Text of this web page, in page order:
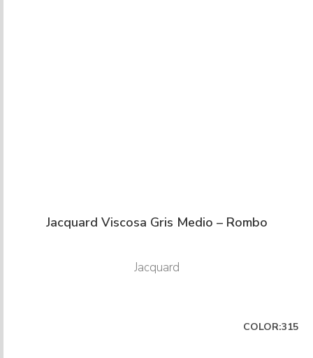
Jacquard Viscosa Gris Medio – Rombo
Jacquard
COLOR:315